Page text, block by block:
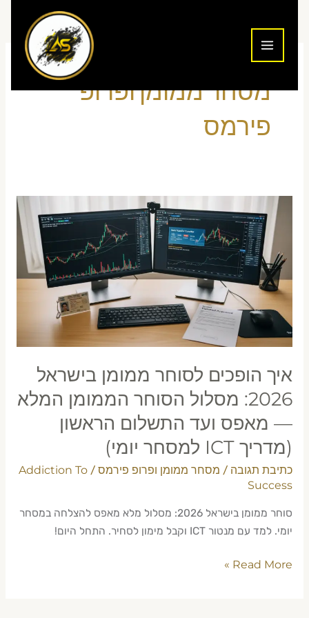
מסחר ממומן ופרופ
פירמס
איך הופכים לסוחר ממומן בישראל
2026: מסלול הסוחר הממומן המלא
— מאפס ועד התשלום הראשון
(מדריך ICT למסחר יומי)
כתיבת תגובה / מסחר ממומן ופרופ פירמס/
Addiction To
Success
סוחר ממומן בישראל 2026: מסלול מלא מאפס להצלחה במסחר
יומי. למד עם מנטור ICT וקבל מימון לסחיר. התחל היום!
איך
הופכים
לסוחר
ממומן
בישראל
2026:
מסלול
הסוחר
הממומן
—
מאפס
התשלום
הראשון
(מדריך
ICT
למסחר
יומי)
Read More »